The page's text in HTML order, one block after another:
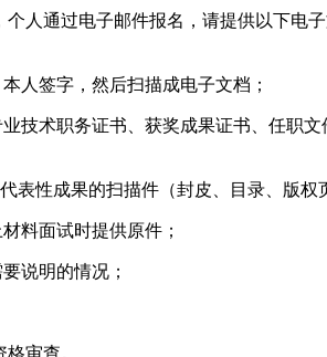
人通过电子邮件报名，请提供以下电
人签字，然后扫描成电子文档；
技术职务证书、获奖成果证书、任
表性成果的扫描件（封皮、目录、版权
料面试时提供原件；
说明的情况；
审查。